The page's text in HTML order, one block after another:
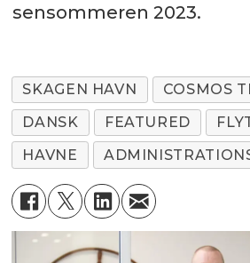
sensommeren 2023.
SKAGEN HAVN
COSMOS
DANSK
FEATURED
HAVNE